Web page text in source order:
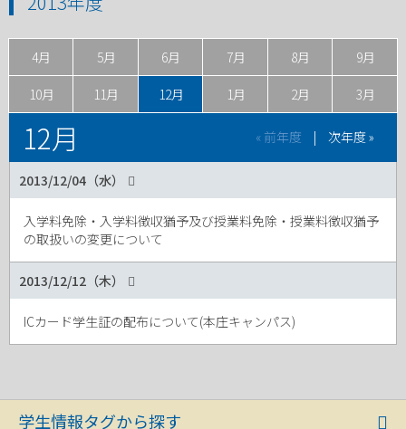
4月 5月 6月 7月 8月 9月
10月 11月 12月 1月 2月 3月
12月 « 前年度 | 次年度 »
2013/12/04（水）
入学料免除・入学料徴収猶予及び授業料免除・授業料徴収猶予
の取扱いの変更について
2013/12/12（木）
ICカード学生証の配布について(本庄キャンパス)
学生情報タグから探す